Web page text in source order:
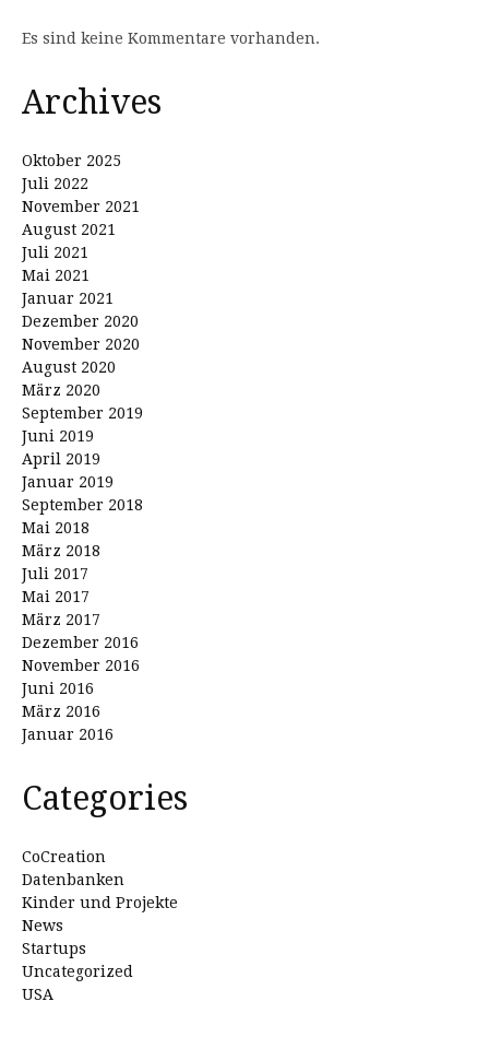
Es sind keine Kommentare vorhanden.
Archives
Oktober 2025
Juli 2022
November 2021
August 2021
Juli 2021
Mai 2021
Januar 2021
Dezember 2020
November 2020
August 2020
März 2020
September 2019
Juni 2019
April 2019
Januar 2019
September 2018
Mai 2018
März 2018
Juli 2017
Mai 2017
März 2017
Dezember 2016
November 2016
Juni 2016
März 2016
Januar 2016
Categories
CoCreation
Datenbanken
Kinder und Projekte
News
Startups
Uncategorized
USA